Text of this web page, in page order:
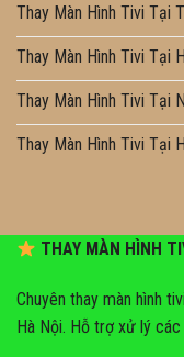
Thay Màn Hình Tivi Tại
Thay Màn Hình Tivi Tại
Thay Màn Hình Tivi Tại
Thay Màn Hình Tivi Tại
THAY MÀN HÌNH
Chuyên thay màn hình
Hà Nội. Hỗ trợ xử lý các